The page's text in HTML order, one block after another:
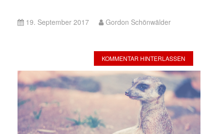
19. September 2017 Gordon Schönwälder
KOMMENTAR HINTERLASSEN